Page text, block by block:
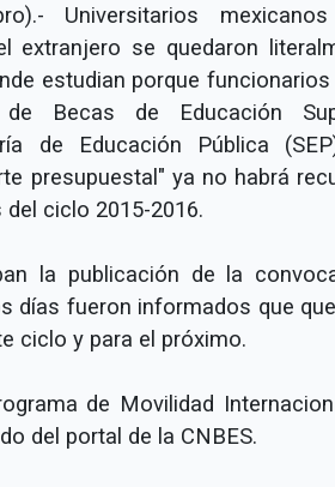
Universitarios
extranjero se quedaron
estudian porque funcionarios
de Becas de Educación
de Educación Pública
presupuestal" ya no habrá
ciclo 2015-2016.
la publicación de la
días fueron informados que
ciclo y para el próximo.
de Movilidad
del portal de la CNBES.